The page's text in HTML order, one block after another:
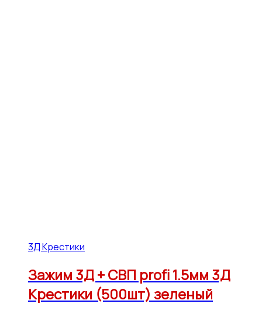
3Д Крестики
Зажим 3Д + СВП profi 1.5мм 3Д
Крестики (500шт) зеленый